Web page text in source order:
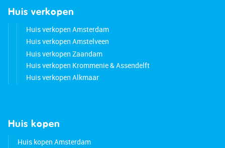
Huis verkopen
Huis verkopen Amsterdam
Huis verkopen Amstelveen
Huis verkopen Zaandam
Huis verkopen Krommenie & Assendelft
Huis verkopen Alkmaar
Huis kopen
Huis kopen Amsterdam